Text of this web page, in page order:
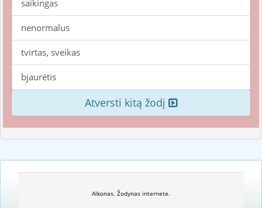
saikingas
nenormalus
tvirtas, sveikas
bjaurėtis
Atversti kitą žodį
Alkonas. Žodynas internete.